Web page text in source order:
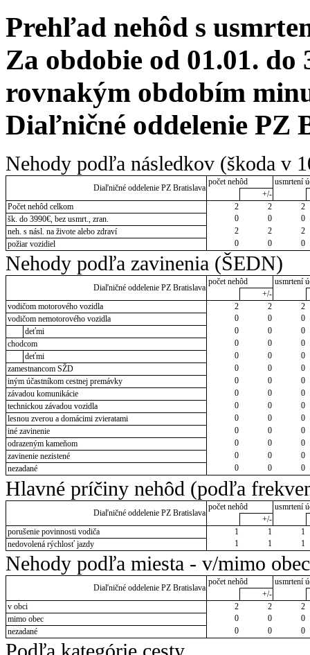
Prehľad nehôd s
Za obdobie od 01.01. do
rovnakým obdobím
Diaľničné oddelenie PZ
Nehody podľa následkov (škoda v
Diaľničné oddelenie PZ Bratislava
počet nehôd
usmrtení
+/-
Počet nehôd celkom
2 2
2
šk. do 3990€, bez usmrt., zran.
0 0
0
neh. s násl. na živote alebo zdraví
2 2
2
požiar vozidiel
0 0 0
Nehody podľa zavinenia (ŠEDN)
Diaľničné oddelenie PZ Bratislava
počet nehôd
usmrtení
+/-
vodičom motorového vozidla
2 2
2
vodičom nemotorového vozidla
0 0
0
deťmi
0 0
0
chodcom
0 0
0
deťmi
0 0
0
zamestnancom SŽD
0 0
0
iným účastníkom cestnej premávky
0 0
0
závadou komunikácie
0 0
0
technickou závadou vozidla
0 0
0
lesnou zverou a domácimi zvieratami
0 0
0
iné zavinenie
0 0
0
odrazeným kameňom
0 0
0
zavinenie nezistené
0 0
0
nezadané
0 0 0
Hlavné príčiny nehôd (podľa
Diaľničné oddelenie PZ Bratislava
počet nehôd
usmrtení
+/-
porušenie povinnosti vodiča
1 1
1
nedovolená rýchlosť jazdy
1 1 1
Nehody podľa miesta - v/mimo obec
Diaľničné oddelenie PZ Bratislava
počet nehôd
usmrtení
+/-
v obci
2 2
2
mimo obec
0 0
0
nezadané
0 0 0